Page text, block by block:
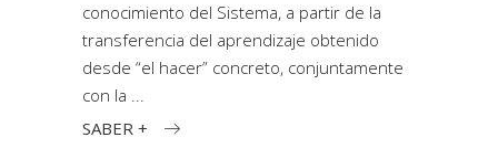
conocimiento del Sistema, a partir de la
transferencia del aprendizaje obtenido
desde “el hacer” concreto, conjuntamente
con la
SABER +